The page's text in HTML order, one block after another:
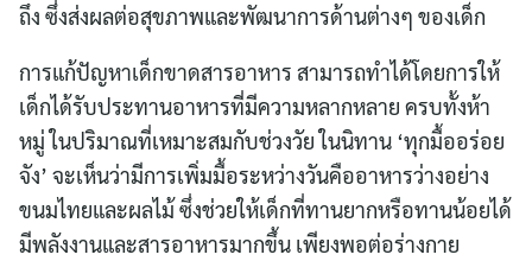
ถึง ซึ่งส่งผลต่อสุขภาพและพัฒนาการด้านต่างๆ ของเด็ก
การแก้ปัญหาเด็กขาดสารอาหาร สามารถทำได้โดยการให้
เด็กได้รับประทานอาหารที่มีความหลากหลาย ครบทั้งห้า
หมู่ ในปริมาณที่เหมาะสมกับช่วงวัย ในนิทาน ‘ทุกมื้ออร่อย
จัง’ จะเห็นว่ามีการเพิ่มมื้อระหว่างวันคืออาหารว่างอย่าง
ขนมไทยและผลไม้ ซึ่งช่วยให้เด็กที่ทานยากหรือทานน้อยได้
มีพลังงานและสารอาหารมากขึ้น เพียงพอต่อร่างกาย